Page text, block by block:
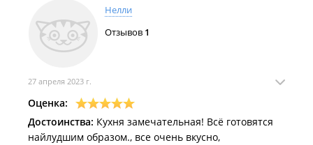
Нелли
Отзывов 1
27 апреля 2023 г.
Оценка:
Достоинства: Кухня замечательная! Всё готовятся
найлудшим образом., все очень вкусно,